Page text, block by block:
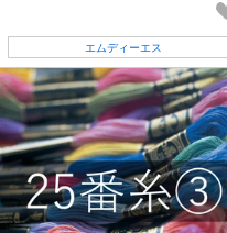
エムディーエス